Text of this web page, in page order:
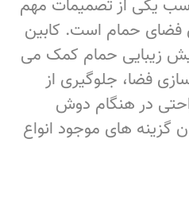
یکی از تصمیمات مهم
فضای حمام است. کابین
زیبایی حمام کمک می‌
فضا، جلوگیری از
در هنگام دوش
گزینه‌ های موجود انواع